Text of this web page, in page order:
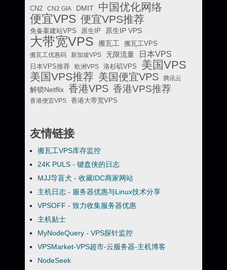
CN2 CN2 GIA DMIT 中国优化网络
便宜VPS 便宜VPS推荐
免备案建站VPS 原生IP 原生IP VPS
大带宽VPS 搬瓦工
搬瓦工VPS
搬瓦工优惠码
新加坡VPS 无限流量 日本VPS
日本VPS推荐 欧洲VPS 洛杉矶VPS 美国VPS
美国VPS推荐 美国便宜VPS 腾讯云
解锁Netflix 香港VPS 香港VPS推荐
香港便宜VPS 香港大带宽VPS
友情链接
搬瓦工VPS库存监控
24K PULS - 键盘侠的日志
MJJ导盲犬 - 收藏IDC商家网站
主机日志 - 服务器优惠与Linux技术分享
VPSOFF - 致力收集服务器优惠
主机贴士
MyNodeQuery - VPS探针监控
VPSMarket-VPS超市-云服务器-主机博客
NodeSeek